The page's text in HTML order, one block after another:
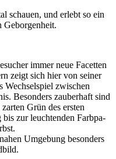
schauen, und erlebt so ein
immer neue Facet­ten
zeigt sich hier von seiner
Wech­sel­spiel zwischen
Beson­ders zauber­haft sind
Grün des ersten
zur leuch­ten­den Farb­pa­
Umge­bung beson­ders